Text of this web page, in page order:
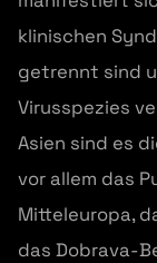
klinischen
getrennt sind
Virusspezies
Asien sind es
vor allem das
Mitteleuropa,
das Dobrava-